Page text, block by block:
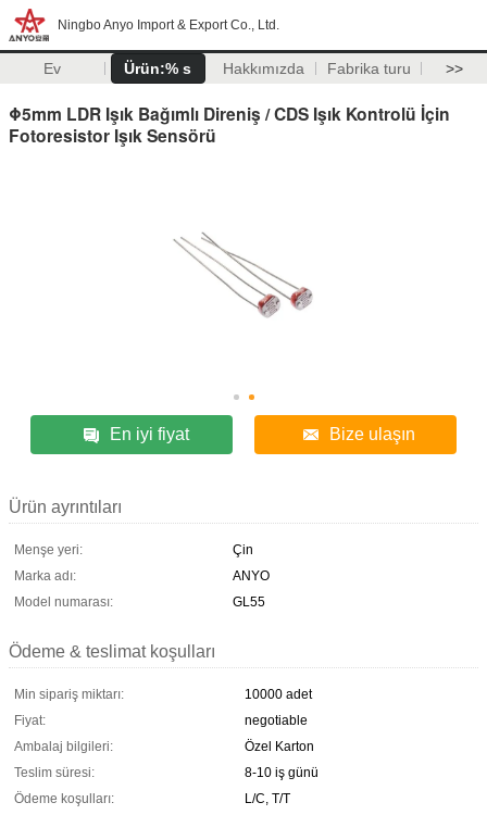
Ningbo Anyo Import & Export Co., Ltd.
Ev Ürün:% s Hakkımızda Fabrika turu >>
Φ5mm LDR Işık Bağımlı Direniş / CDS Işık Kontrolü İçin
Fotoresistor Işık Sensörü
En iyi fiyat Bize ulaşın
Ürün ayrıntıları
Menşe yeri:
Çin
Marka adı:
ANYO
Model numarası:
GL55
Ödeme & teslimat koşulları
Min sipariş miktarı:
10000 adet
Fiyat:
negotiable
Ambalaj bilgileri:
Özel Karton
Teslim süresi:
8-10 iş günü
Ödeme koşulları:
L/C, T/T